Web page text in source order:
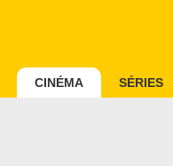
CINÉMA SÉRIES